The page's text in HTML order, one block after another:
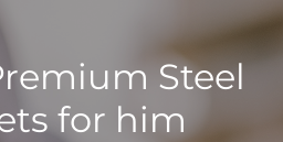
Steel
for him